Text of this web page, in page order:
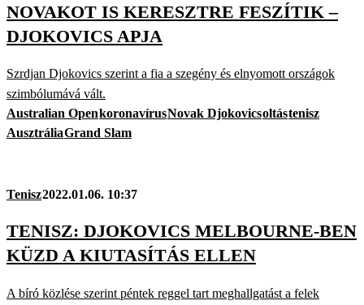
NOVAKOT IS KERESZTRE FESZÍTIK –
DJOKOVICS APJA
Szrdjan Djokovics szerint a fia a szegény és elnyomott országok
szimbólumává vált.
Australian OpenkoronavírusNovak Djokovicsoltástenisz
AusztráliaGrand Slam
Tenisz2022.01.06. 10:37
TENISZ: DJOKOVICS MELBOURNE-BEN
KÜZD A KIUTASÍTÁS ELLEN
A bíró közlése szerint péntek reggel tart meghallgatást a felek